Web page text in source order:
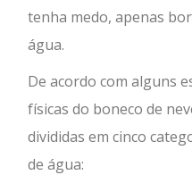
tenha medo, apenas
água.
De acordo com alguns
físicas do boneco de
divididas em cinco
de água: